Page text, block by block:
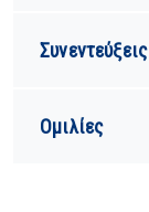
Συνεντεύξεις
Ομιλίες